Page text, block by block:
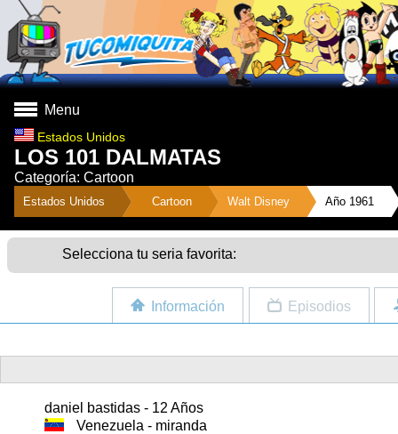
Menu
Estados Unidos
LOS 101 DALMATAS
Categoría: Cartoon
Estados Unidos Cartoon Walt Disney Año 1961
Selecciona tu seria favorita:
Información Episodios
daniel bastidas - 12 Años
Venezuela - miranda